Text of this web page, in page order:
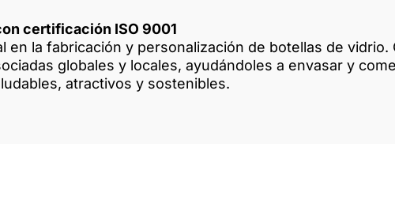
certificación ISO 9001
en la fabricación y personalización de botellas de vidrio.
globales y locales, ayudándoles a envasar y
atractivos y sostenibles.